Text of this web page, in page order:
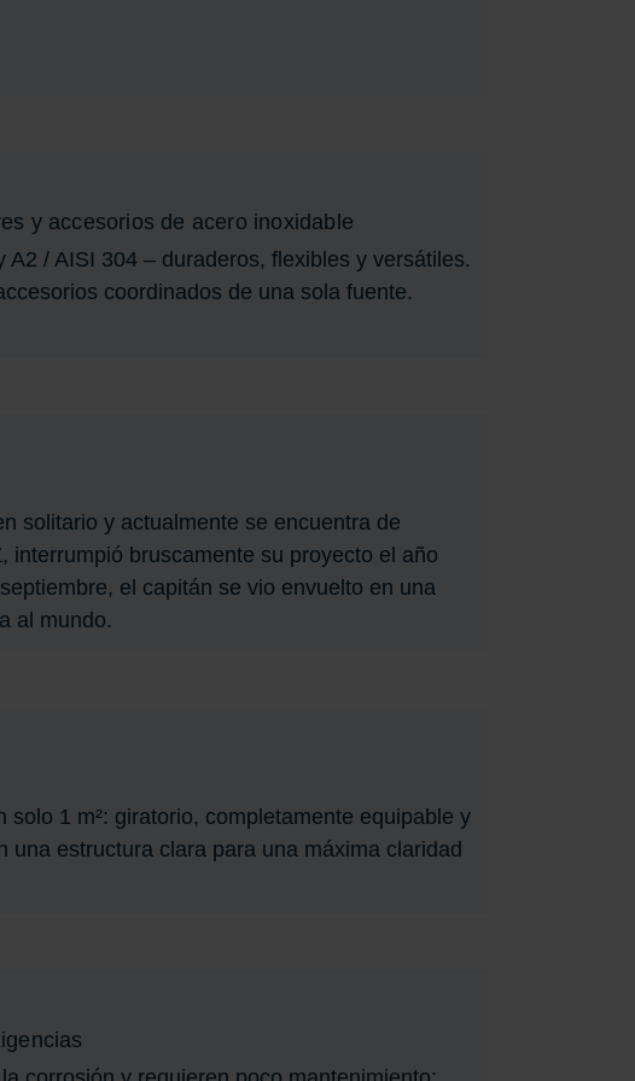
y accesorios de acero inoxidable
/ AISI 304 – duraderos, flexibles y versátiles.
coordinados de una sola fuente.
solitario y actualmente se encuentra de
bruscamente su proyecto el año
el capitán se vio envuelto en una
al mundo.
1 m²: giratorio, completamente equipable y
estructura clara para una máxima claridad